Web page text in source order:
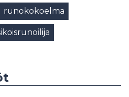
runokokoelma